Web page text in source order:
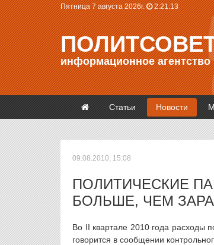
Пятница 7 августа 2026г. 2:21:13
информационное агентство
Статьи Новости
09.08.2010, 15:08
ПОЛИТИЧЕСКИЕ
БОЛЬШЕ, ЧЕМ
Во II квартале 2010 года расходы
говорится в сообщении